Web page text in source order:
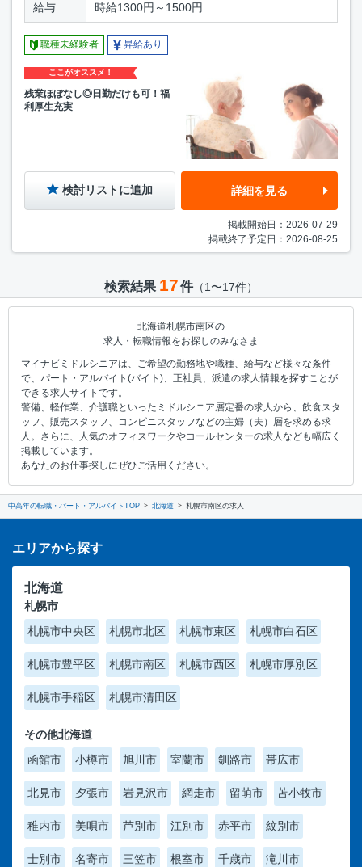
給与 時給1300円～1500円
職種未経験者 昇給あり
ここがオススメ！
残業ほぼなし◎日勤だけも可！福
利厚生充実
検討リストに追加 詳細を見る
掲載開始日：2026-07-29
掲載終了予定日：2026-08-25
検索結果 17件（1〜17件）
北海道札幌市南区の
求人・転職情報をお探しのみなさま
マイナビミドルシニアは、ご希望の勤務地や職種、給与など様々な条件
で、パート・アルバイト(バイト)、正社員、派遣の求人情報を探すことが
できる求人サイトです。
警備、軽作業、介護職といったミドルシニア層定番の求人から、飲食スタ
ッフ、販売スタッフ、コンビニスタッフなどの主婦（夫）層を求める求
人。さらに、人気のオフィスワークやコールセンターの求人なども幅広く
掲載しています。
あなたのお仕事探しにぜひご活用ください。
中高年の転職・パート・アルバイトTOP 北海道 札幌市南区の求人
エリアから探す
北海道
札幌市
札幌市中央区
札幌市北区 札幌市東区 札幌市白石区
札幌市豊平区 札幌市南区 札幌市西区 札幌市厚別区
札幌市手稲区 札幌市清田区
その他北海道
函館市
小樽市 旭川市 室蘭市 釧路市 帯広市
北見市 夕張市 岩見沢市 網走市 留萌市 苫小牧市
稚内市 美唄市 芦別市 江別市 赤平市 紋別市
士別市 名寄市 三笠市 根室市 千歳市 滝川市